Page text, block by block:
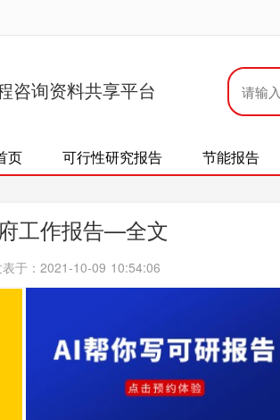
咨询资料共享平台
页 可行性研究报告 节能报告
工作报告—全文
于：2021-10-09 10:54:06